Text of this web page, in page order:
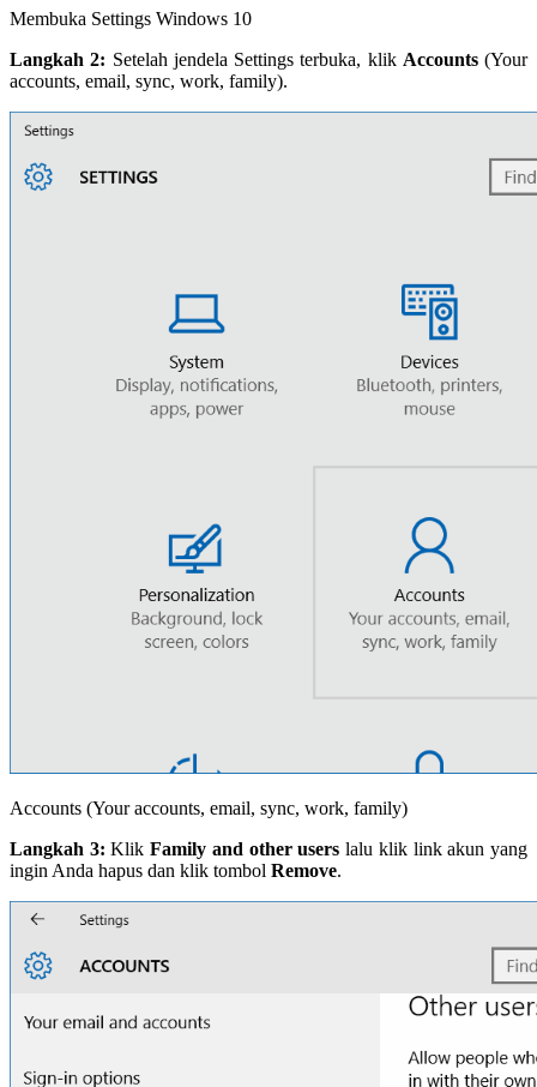
Membuka Settings Windows 10
Langkah 2: Setelah jendela Settings terbuka, klik Accounts(Your
accounts, email, sync, work, family).
Accounts (Your accounts, email, sync, work, family)
Langkah 3: KlikFamily and other users lalu klik link akun yang
ingin Anda hapus dan klik tombol Remove.